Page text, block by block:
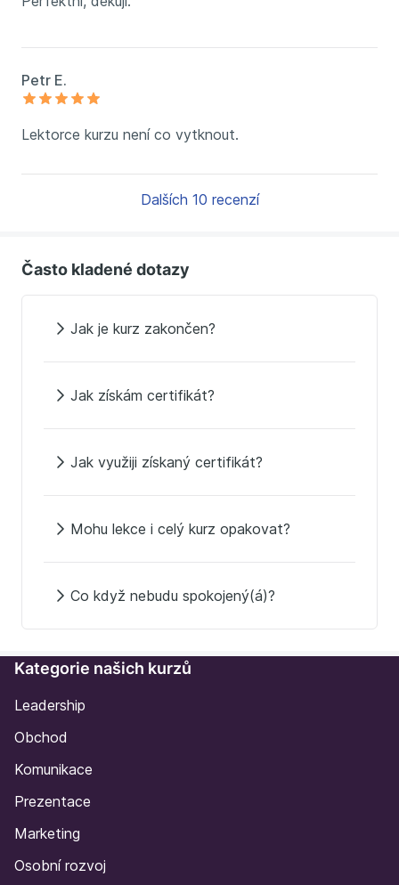
Petr E.
Lektorce kurzu není co vytknout.
Dalších 10 recenzí
Často kladené dotazy
Jak je kurz zakončen?
Jak získám certifikát?
Jak využiji získaný certifikát?
Mohu lekce i celý kurz opakovat?
Co když nebudu spokojený(á)?
Kategorie našich kurzů
Leadership
Obchod
Komunikace
Prezentace
Marketing
Osobní rozvoj